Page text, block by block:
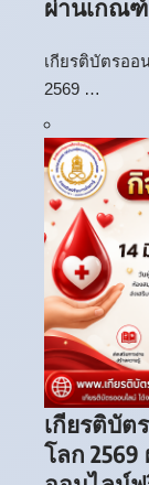
ผ่านเกณฑ์
เกียรติบัตรอ
2569 …
เกียรติบัต
โลก